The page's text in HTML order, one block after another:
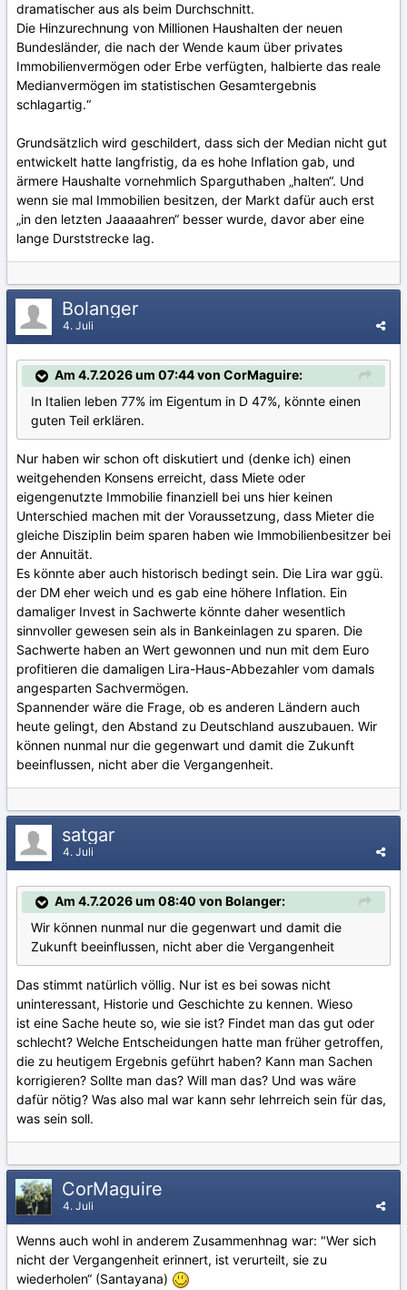
dramatischer aus als beim Durchschnitt.
Die Hinzurechnung von Millionen Haushalten der neuen
Bundesländer, die nach der Wende kaum über privates
Immobilienvermögen oder Erbe verfügten, halbierte das reale
Medianvermögen im statistischen Gesamtergebnis
schlagartig.“
Grundsätzlich wird geschildert, dass sich der Median nicht gut
entwickelt hatte langfristig, da es hohe Inflation gab, und
ärmere Haushalte vornehmlich Sparguthaben „halten“. Und
wenn sie mal Immobilien besitzen, der Markt dafür auch erst
„in den letzten Jaaaaahren“ besser wurde, davor aber eine
lange Durststrecke lag.
Bolanger
4. Juli
Am 4.7.2026 um 07:44 von CorMaguire:
In Italien leben 77% im Eigentum in D 47%, könnte einen
guten Teil erklären.
Nur haben wir schon oft diskutiert und (denke ich) einen
weitgehenden Konsens erreicht, dass Miete oder
eigengenutzte Immobilie finanziell bei uns hier keinen
Unterschied machen mit der Voraussetzung, dass Mieter die
gleiche Disziplin beim sparen haben wie Immobilienbesitzer bei
der Annuität.
Es könnte aber auch historisch bedingt sein. Die Lira war ggü.
der DM eher weich und es gab eine höhere Inflation. Ein
damaliger Invest in Sachwerte könnte daher wesentlich
sinnvoller gewesen sein als in Bankeinlagen zu sparen. Die
Sachwerte haben an Wert gewonnen und nun mit dem Euro
profitieren die damaligen Lira-Haus-Abbezahler vom damals
angesparten Sachvermögen.
Spannender wäre die Frage, ob es anderen Ländern auch
heute gelingt, den Abstand zu Deutschland auszubauen. Wir
können nunmal nur die gegenwart und damit die Zukunft
beeinflussen, nicht aber die Vergangenheit.
satgar
4. Juli
Am 4.7.2026 um 08:40 von Bolanger:
Wir können nunmal nur die gegenwart und damit die
Zukunft beeinflussen, nicht aber die Vergangenheit
Das stimmt natürlich völlig. Nur ist es bei sowas nicht
uninteressant, Historie und Geschichte zu kennen. Wieso
ist eine Sache heute so, wie sie ist? Findet man das gut oder
schlecht? Welche Entscheidungen hatte man früher getroffen,
die zu heutigem Ergebnis geführt haben? Kann man Sachen
korrigieren? Sollte man das? Will man das? Und was wäre
dafür nötig? Was also mal war kann sehr lehrreich sein für das,
was sein soll.
CorMaguire
4. Juli
Wenns auch wohl in anderem Zusammenhnag war: "Wer sich
nicht der Vergangenheit erinnert, ist verurteilt, sie zu
wiederholen“ (Santayana)